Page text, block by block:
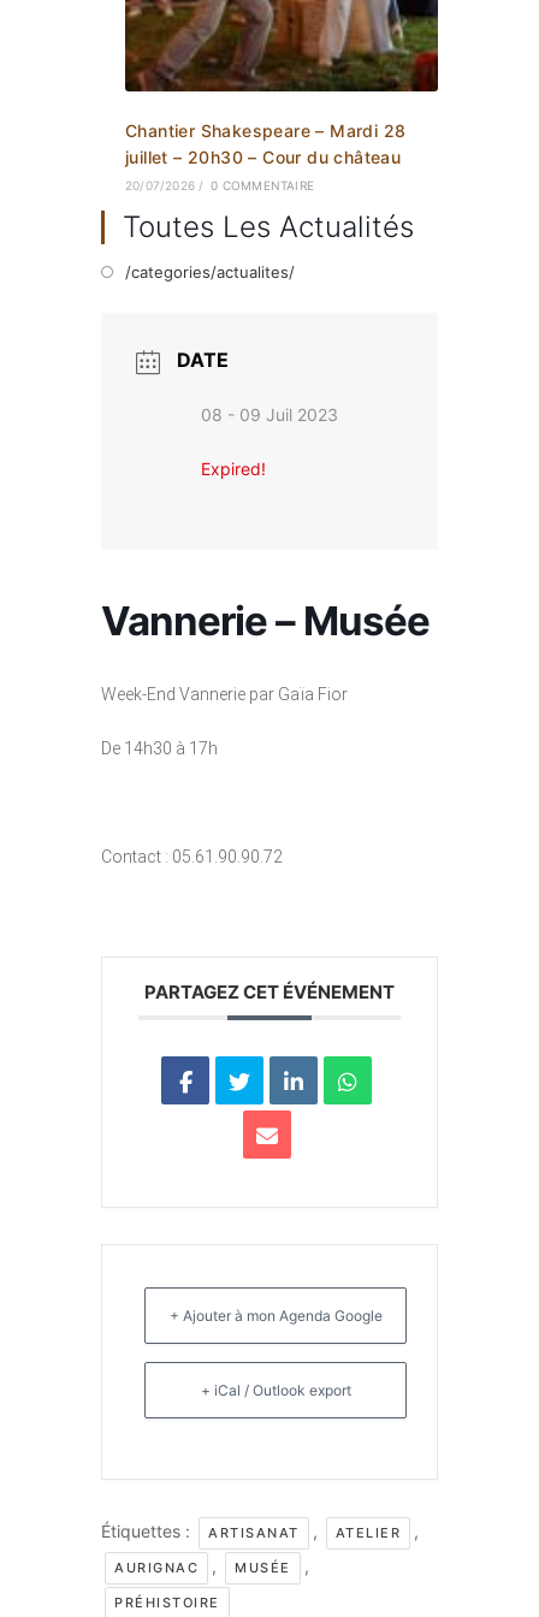
Chantier Shakespeare – Mardi 28
juillet – 20h30 – Cour du château
20/07/2026 / 0 COMMENTAIRE
Toutes Les Actualités
/categories/actualites/
DATE
08 - 09 Juil 2023
Expired!
Vannerie – Musée
Week-End Vannerie par Gaïa Fior
De 14h30 à 17h
Contact : 05.61.90.90.72
PARTAGEZ CET ÉVÉNEMENT
+ Ajouter à mon Agenda Google
+ iCal / Outlook export
Étiquettes : ARTISANAT , ATELIER ,
AURIGNAC , MUSÉE ,
PRÉHISTOIRE